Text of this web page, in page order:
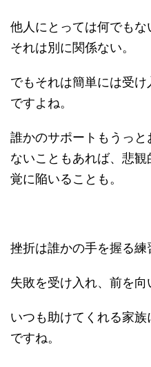
他人にとっては何でもな
それは別に関係ない。
でもそれは簡単には受
ですよね。
誰かのサポートもうっ
ないこともあれば、悲
覚に陥いることも。
挫折は誰かの手を握る練
失敗を受け入れ、前を向
いつも助けてくれる家
ですね。